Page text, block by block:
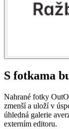
S fotkama
Nahrané fotky
zmenší a uloží v
úhledná galerie
externím editoru.